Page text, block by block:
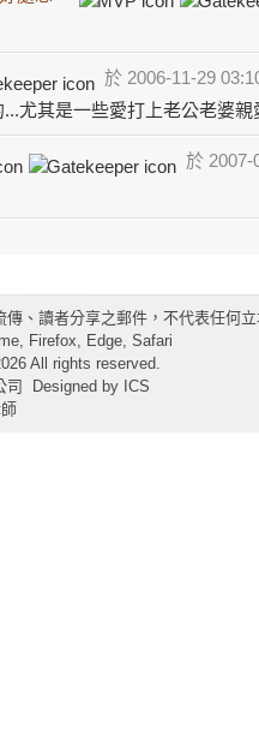
於 2006-11-29
尤其是一些愛打上老公老婆
於 2007-
傳、讀者分享之郵件，不代表任何
Firefox, Edge, Safari
All rights reserved.
司
Designed by ICS